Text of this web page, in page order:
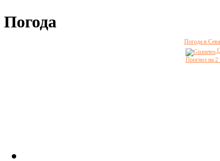
Погода
Погода в
Прогноз на 2